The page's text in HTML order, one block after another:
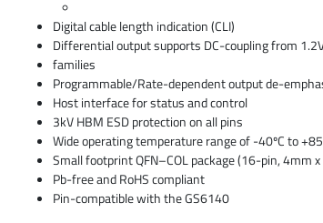
Digital cable length indication (CLI)
Differential output supports DC-coupling from
families
Programmable/Rate-dependent output de-
Host interface for status and control
3kV HBM ESD protection on all pins
Wide operating temperature range of -40ºC to
Small footprint QFN–COL package (16-pin, 4mm
Pb-free and RoHS compliant
Pin-compatible with the GS6140